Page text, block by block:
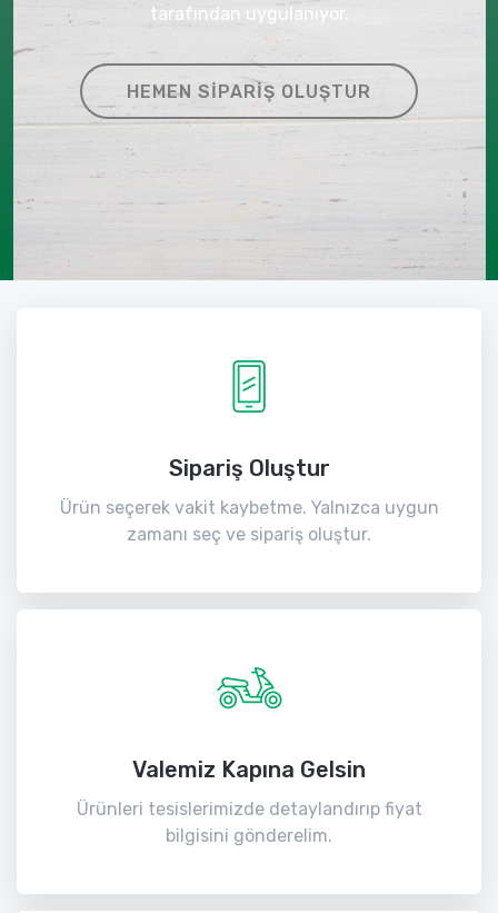
tarafından uygulanıyor.
HEMEN SIPARIŞ OLUŞTUR
Sipariş Oluştur
Ürün seçerek vakit kaybetme. Yalnızca uygun
zamanı seç ve sipariş oluştur.
Valemiz Kapına Gelsin
Ürünleri tesislerimizde detaylandırıp fiyat
bilgisini gönderelim.